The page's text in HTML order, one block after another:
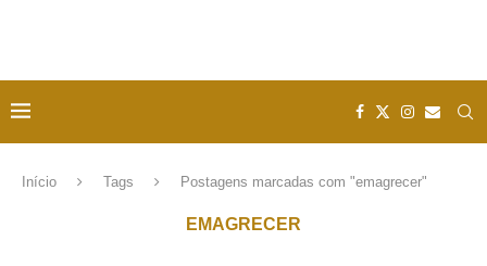
Início Tags Postagens marcadas com "emagrecer"
EMAGRECER